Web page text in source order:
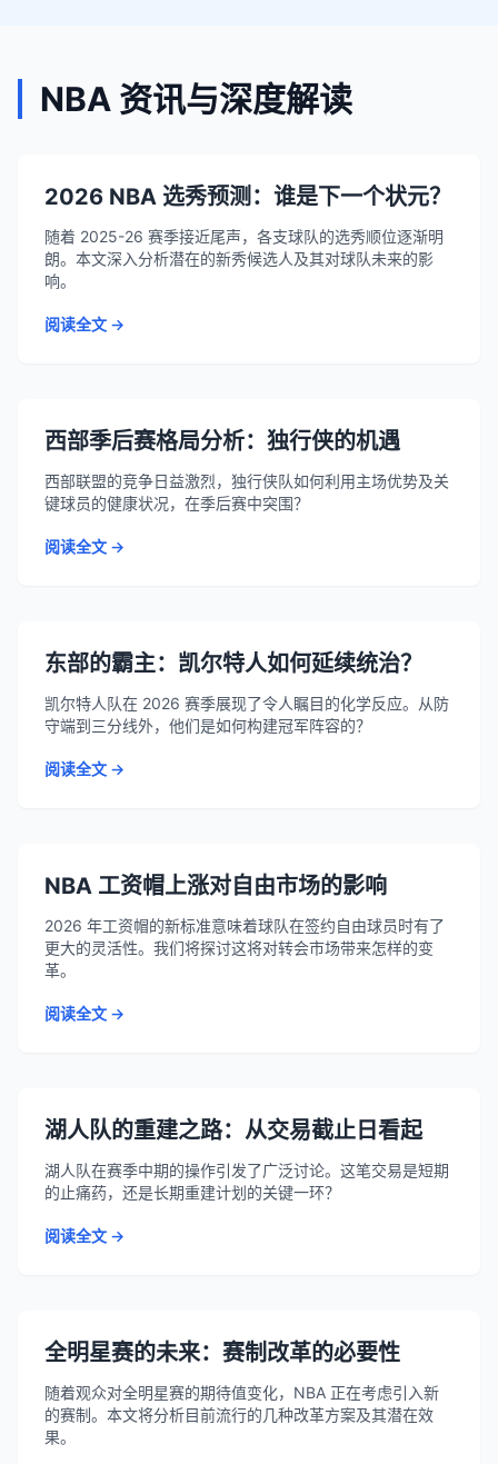
NBA 资讯与深度解读
2026 NBA 选秀预测：谁是下一个状元？
随着 2025-26 赛季接近尾声，各支球队的选秀顺位逐渐明
朗。本文深入分析潜在的新秀候选人及其对球队未来的影
响。
阅读全文 →
西部季后赛格局分析：独行侠的机遇
西部联盟的竞争日益激烈，独行侠队如何利用主场优势及关
键球员的健康状况，在季后赛中突围？
阅读全文 →
东部的霸主：凯尔特人如何延续统治？
凯尔特人队在 2026 赛季展现了令人瞩目的化学反应。从防
守端到三分线外，他们是如何构建冠军阵容的？
阅读全文 →
NBA 工资帽上涨对自由市场的影响
2026 年工资帽的新标准意味着球队在签约自由球员时有了
更大的灵活性。我们将探讨这将对转会市场带来怎样的变
革。
阅读全文 →
湖人队的重建之路：从交易截止日看起
湖人队在赛季中期的操作引发了广泛讨论。这笔交易是短期
的止痛药，还是长期重建计划的关键一环？
阅读全文 →
全明星赛的未来：赛制改革的必要性
随着观众对全明星赛的期待值变化，NBA 正在考虑引入新
的赛制。本文将分析目前流行的几种改革方案及其潜在效
果。